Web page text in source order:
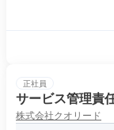
正社員
サービス管理責
株式会社クオリード